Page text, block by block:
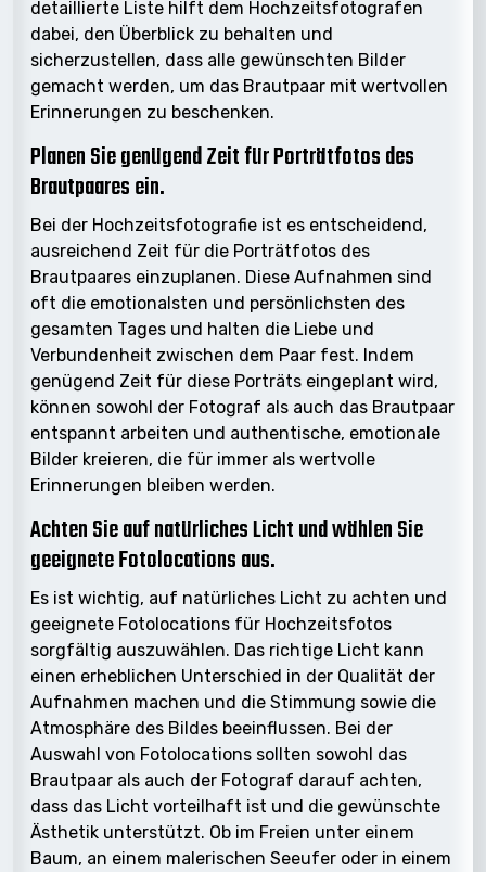
detaillierte Liste hilft dem Hochzeitsfotografen
dabei, den Überblick zu behalten und
sicherzustellen, dass alle gewünschten Bilder
gemacht werden, um das Brautpaar mit wertvollen
Erinnerungen zu beschenken.
Planen Sie genügend Zeit für Porträtfotos des
Brautpaares ein.
Bei der Hochzeitsfotografie ist es entscheidend,
ausreichend Zeit für die Porträtfotos des
Brautpaares einzuplanen. Diese Aufnahmen sind
oft die emotionalsten und persönlichsten des
gesamten Tages und halten die Liebe und
Verbundenheit zwischen dem Paar fest. Indem
genügend Zeit für diese Porträts eingeplant wird,
können sowohl der Fotograf als auch das Brautpaar
entspannt arbeiten und authentische, emotionale
Bilder kreieren, die für immer als wertvolle
Erinnerungen bleiben werden.
Achten Sie auf natürliches Licht und wählen Sie
geeignete Fotolocations aus.
Es ist wichtig, auf natürliches Licht zu achten und
geeignete Fotolocations für Hochzeitsfotos
sorgfältig auszuwählen. Das richtige Licht kann
einen erheblichen Unterschied in der Qualität der
Aufnahmen machen und die Stimmung sowie die
Atmosphäre des Bildes beeinflussen. Bei der
Auswahl von Fotolocations sollten sowohl das
Brautpaar als auch der Fotograf darauf achten,
dass das Licht vorteilhaft ist und die gewünschte
Ästhetik unterstützt. Ob im Freien unter einem
Baum, an einem malerischen Seeufer oder in einem